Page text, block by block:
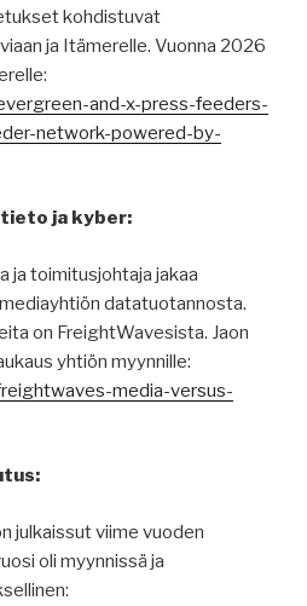
kohdistuvat
ja Itämerelle. Vuonna 2026
and-x-press-feeders-
network-powered-by-
ja kyber:
ja toimitusjohtaja jakaa
datatuotannosta.
on FreightWavesista. Jaon
yhtiön myynnille:
media-versus-
julkaissut viime vuoden
oli myynnissä ja